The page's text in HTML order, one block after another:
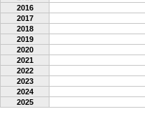
2016
2017
2018
2019
2020
2021
2022
2023
2024
2025